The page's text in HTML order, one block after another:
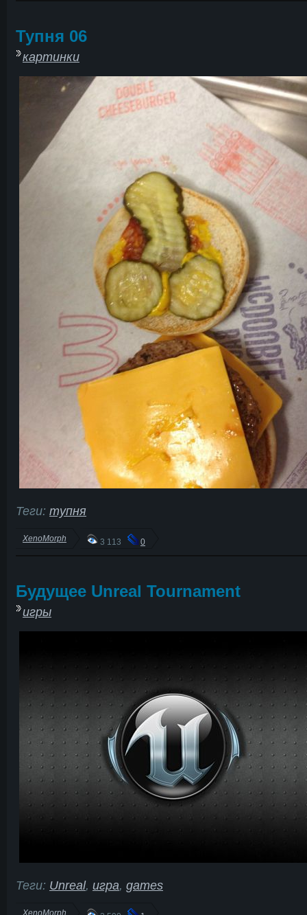
Тупня 06
картинки
Теги: тупня
XenoMorph 3 113 0
Будущее Unreal Tournament
игры
Теги: Unreal, игра, games
XenoMorph